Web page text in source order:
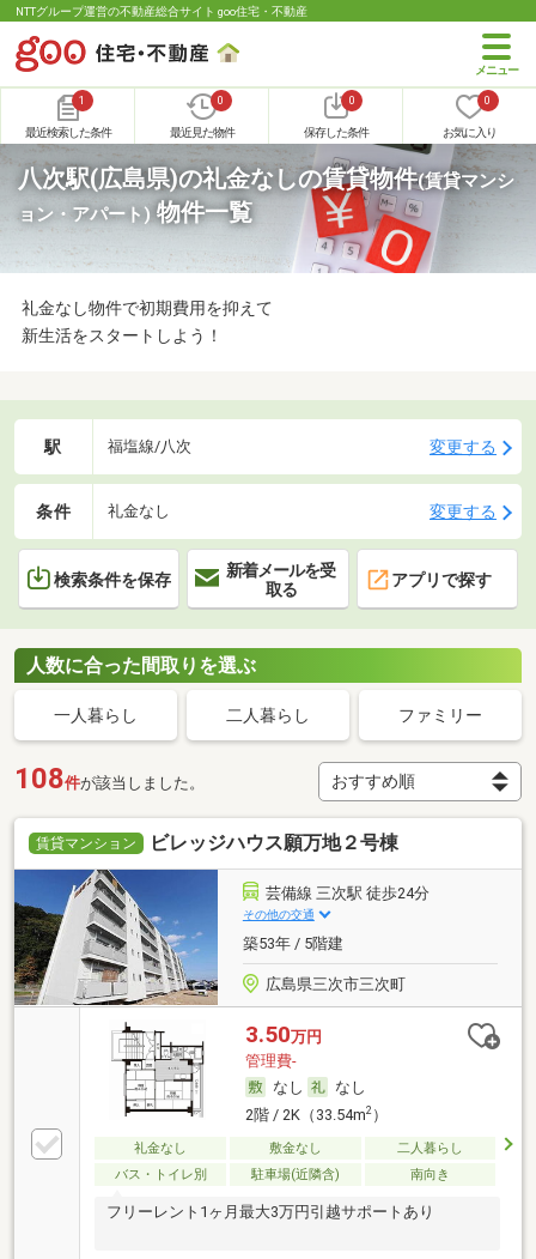
NTTグループ運営の不動産総合サイト goo住宅・不動産
1
最近検索した条件
0
最近見た物件
0
保存した条件
0
お気に入り
八次駅(広島県)の礼金なしの賃貸物件(賃貸マンシ
ョン・アパート) 物件一覧
礼金なし物件で初期費用を抑えて
新生活をスタートしよう！
駅 福塩線/八次 変更する
条件 礼金なし 変更する
検索条件を保存
新着メールを受
取る
アプリで探す
人数に合った間取りを選ぶ
一人暮らし 二人暮らし ファミリー
108件が該当しました。
賃貸マンション ビレッジハウス願万地２号棟
芸備線 三次駅 徒歩24分
その他の交通
築53年 / 5階建
広島県三次市三次町
3.50万円
管理費-
なし
なし
2階 / 2K（33.54m2）
礼金なし 敷金なし
二人暮らし
バス・トイレ別
駐車場(近隣含) 南向き
フリーレント1ヶ月最大3万円引越サポートあり